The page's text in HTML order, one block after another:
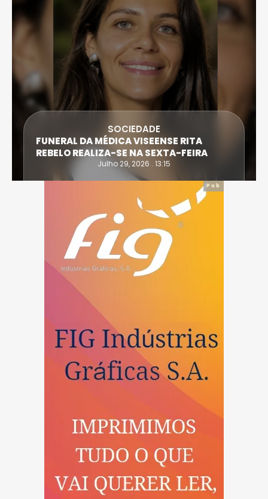
SOCIEDADE
FUNERAL DA MÉDICA VISEENSE RITA
REBELO REALIZA-SE NA SEXTA-FEIRA
Julho 29, 2026 . 13:15
Pub